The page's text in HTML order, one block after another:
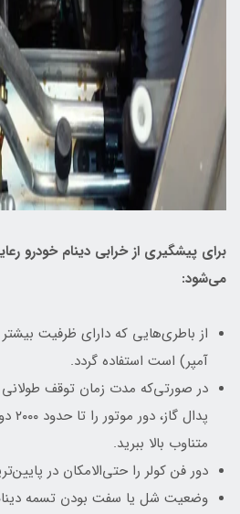
برای پیشگیری از خرابی دینام خودرو
می‌شود:
آمپر) است استفاده گردد.
در صورتی‌که مدت زمان توقف طولانی
متناوب بالا ببرید.
دور فن کولر را حتی‌الامکان در
وضعیت شل یا سفت بودن تسمه دینام